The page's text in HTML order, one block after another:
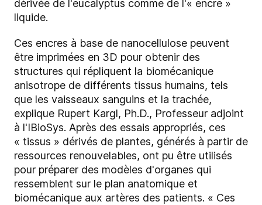
dérivée de l'eucalyptus comme de l'« encre »
liquide.
Ces encres à base de nanocellulose peuvent
être imprimées en 3D pour obtenir des
structures qui répliquent la biomécanique
anisotrope de différents tissus humains, tels
que les vaisseaux sanguins et la trachée,
explique Rupert Kargl, Ph.D., Professeur adjoint
à l'IBioSys. Après des essais appropriés, ces
« tissus » dérivés de plantes, générés à partir de
ressources renouvelables, ont pu être utilisés
pour préparer des modèles d'organes qui
ressemblent sur le plan anatomique et
biomécanique aux artères des patients. « Ces